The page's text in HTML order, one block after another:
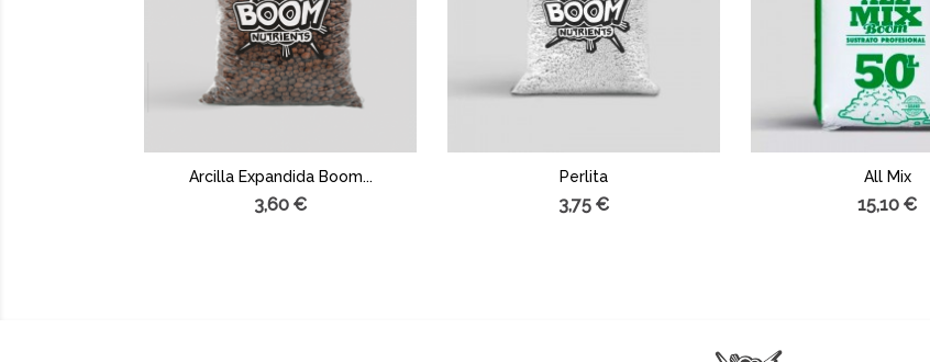
Arcilla Expandida Boom...
3,60 €
Perlita
3,75 €
All Mix
15,10 €